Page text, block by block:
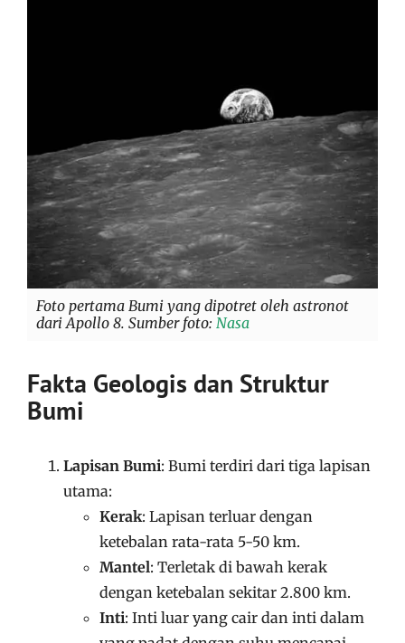
Foto pertama Bumi yang dipotret oleh astronot
dari Apollo 8. Sumber foto: Nasa
Fakta Geologis dan Struktur
Bumi
Lapisan Bumi: Bumi terdiri dari tiga lapisan
utama:
Kerak: Lapisan terluar dengan
ketebalan rata-rata 5-50 km.
Mantel: Terletak di bawah kerak
dengan ketebalan sekitar 2.800 km.
Inti: Inti luar yang cair dan inti dalam